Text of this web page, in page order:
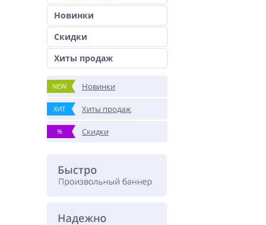
Новинки
Скидки
Хиты продаж
NEW Новинки
ХИТ Хиты продаж
% Скидки